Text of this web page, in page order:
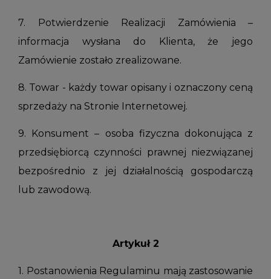
7. Potwierdzenie Realizacji Zamówienia –
informacja wysłana do Klienta, że jego
Zamówienie zostało zrealizowane.
8. Towar - każdy towar opisany i oznaczony ceną
sprzedaży na Stronie Internetowej.
9. Konsument – osoba fizyczna dokonująca z
przedsiębiorcą czynności prawnej niezwiązanej
bezpośrednio z jej działalnością gospodarczą
lub zawodową.
Artykuł 2
1. Postanowienia Regulaminu mają zastosowanie